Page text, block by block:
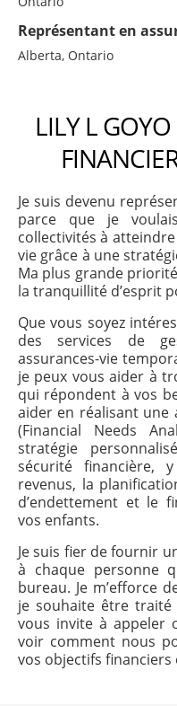
Représentant en
Alberta, Ontario
LILY L
Je suis devenu
parce que je
collectivités à
vie grâce à une
Ma plus grande
la tranquillité d’esprit
Que vous soyez
des services de
assurances-vie
je peux vous aider à
qui répondent à vos
aider en réalisant une
(Financial Needs
stratégie
sécurité financière,
revenus, la
d’endettement et le
vos enfants.
Je suis fier de fournir
à chaque personne
bureau. Je m’efforce
je souhaite être traité
vous invite à appeler
voir comment nous
vos objectifs financiers